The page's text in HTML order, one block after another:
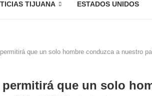
TIJUANA ESTADOS UNIDOS
que un solo hombre conduzca a nuestro
permitirá que un solo